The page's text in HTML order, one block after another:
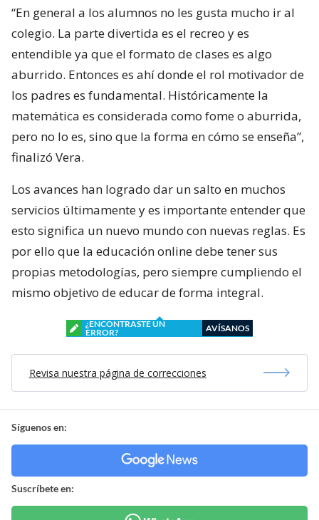
“En general a los alumnos no les gusta mucho ir al
colegio. La parte divertida es el recreo y es
entendible ya que el formato de clases es algo
aburrido. Entonces es ahí donde el rol motivador de
los padres es fundamental. Históricamente la
matemática es considerada como fome o aburrida,
pero no lo es, sino que la forma en cómo se enseña”,
finalizó Vera.
Los avances han logrado dar un salto en muchos
servicios últimamente y es importante entender que
esto significa un nuevo mundo con nuevas reglas. Es
por ello que la educación online debe tener sus
propias metodologías, pero siempre cumpliendo el
mismo objetivo de educar de forma integral.
¿ENCONTRASTE UN
ERROR?
AVÍSANOS
Revisa nuestra página de correcciones
Síguenos en:
Suscríbete en: